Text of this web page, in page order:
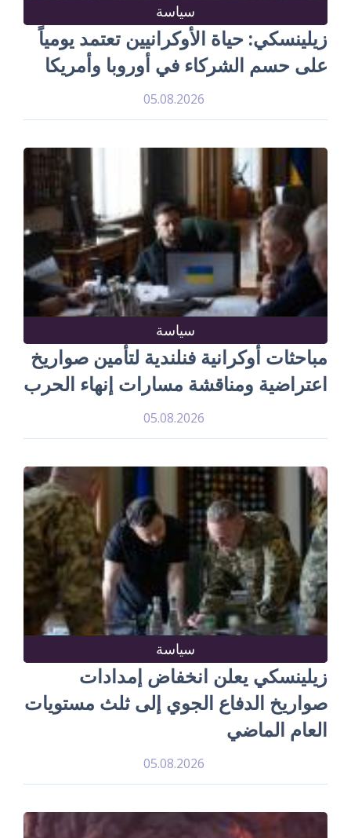
سياسة
زيلينسكي: حياة الأوكرانيين تعتمد يومياً
على حسم الشركاء في أوروبا وأمريكا
05.08.2026
سياسة
مباحثات أوكرانية فنلندية لتأمين صواريخ
اعتراضية ومناقشة مسارات إنهاء الحرب
05.08.2026
سياسة
زيلينسكي يعلن انخفاض إمدادات
صواريخ الدفاع الجوي إلى ثلث مستويات
العام الماضي
05.08.2026